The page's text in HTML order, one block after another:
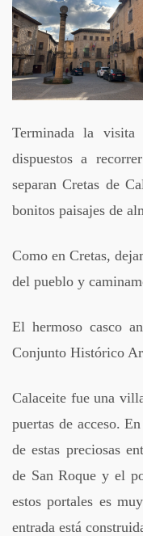
Terminada la visita
dispuestos a
separan Cretas de
bonitos paisajes de
Como en Cretas,
del pueblo y
El hermoso casco
Conjunto Histórico
Calaceite fue una
puertas de acceso.
de estas preciosas
de San Roque y el
estos portales es
entrada está